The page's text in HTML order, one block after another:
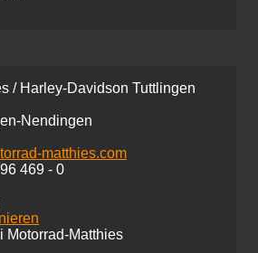
/ Harley-Davidson Tuttlingen
Nendingen
matthies.com
96 469 - 0
Motorrad-Matthies